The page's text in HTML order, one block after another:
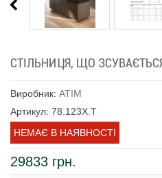
СТІЛЬНИЦЯ, ЩО ЗСУВАЄТЬСЯ
Виробник: ATIM
Артикул: 78.123X.T
НЕМАЄ В НАЯВНОСТІ
29833 грн.